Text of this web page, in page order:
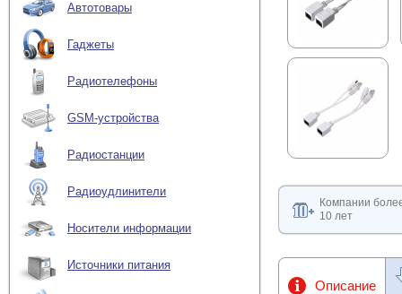
Автотовары
Гаджеты
Радиотелефоны
GSM-устройства
Радиостанции
Радиоудлинители
Носители информации
Источники питания
Компании
10 лет
Описание